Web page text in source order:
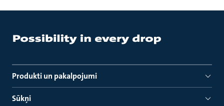
Produkti un pakalpojumi
Sūkņi